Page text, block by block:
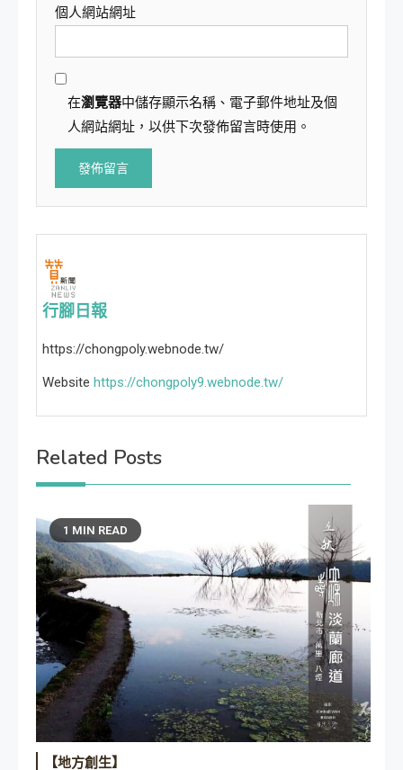
個人網站網址
在瀏覽器中儲存顯示名稱、電子郵件地址及個
人網站網址，以供下次發佈留言時使用。
行腳日報
https://chongpoly.webnode.tw/
Website https://chongpoly9.webnode.tw/
Related Posts
1 MIN READ
【地方創生】